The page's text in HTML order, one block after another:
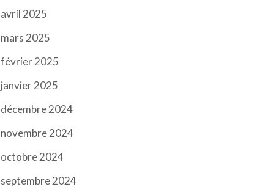
avril 2025
mars 2025
février 2025
janvier 2025
décembre 2024
novembre 2024
octobre 2024
septembre 2024